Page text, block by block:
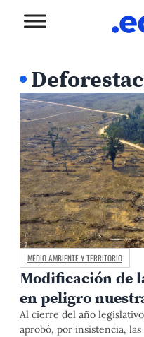
MEDIO AMBIENTE Y TERRITORIO
Modificación de
en peligro
Al cierre del año
aprobó, por insistencia,